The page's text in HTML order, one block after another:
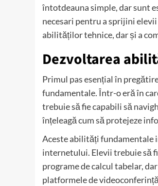
întotdeauna simple, dar sunt
necesari pentru a sprijini
abilităților tehnice, dar și a
Dezvoltarea
Primul pas esențial în
fundamentale. Într-o eră în
trebuie să fie capabili să
înțeleagă cum să protejeze
Aceste abilități fundamentale
internetului. Elevii trebuie să
programe de calcul tabelar,
platformele de